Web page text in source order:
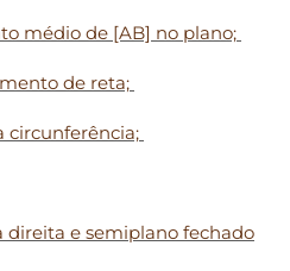
médio de [AB] no plano;
de reta;
circunferência;
direita e semiplano fechado